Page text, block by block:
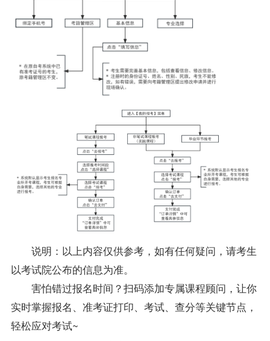
说明：以上内容仅供参考，如有任何疑问，请考生
以考试院公布的信息为准。
害怕错过报名时间？扫码添加专属课程顾问，让你
实时掌握报名、准考证打印、考试、查分等关键节点，
轻松应对考试~